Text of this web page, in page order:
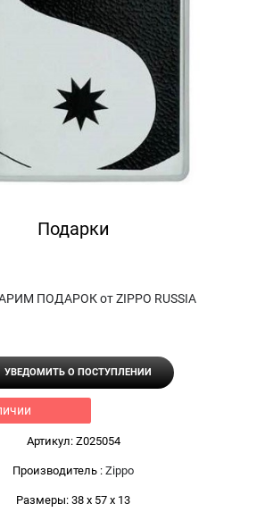
Подарки
ПОДАРОК от ZIPPO RUSSIA
УВЕДОМИТЬ О ПОСТУПЛЕНИИ
Артикул: Z025054
Производитель : Zippo
Размеры: 38 x 57 x 13